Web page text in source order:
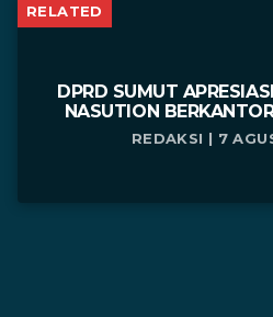
RELATED
DPRD SUMUT
NASUTION
REDAKSI | 7